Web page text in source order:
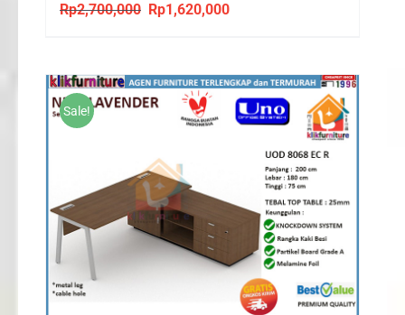
Rp2,700,000
Original
Rp2,700,000.
Rp1,620,000Current
Rp1,620,000.
Sale!